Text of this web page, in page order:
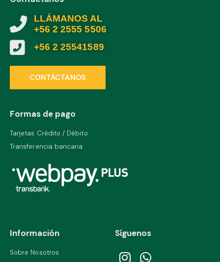
LLÁMANOS AL
+56 2 2555 5506
+56 2 25541589
CONTÁCTANOS
Formas de pago
Tarjetas Crédito / Débito
Transferencia bancaria
Información
Sobre Nosotros
Síguenos